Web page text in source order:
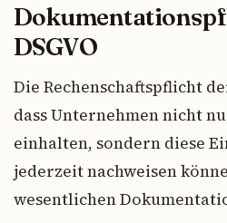
DSGVO
Die Rechenschaftspflicht
dass Unternehmen nicht
einhalten, sondern diese
jederzeit nachweisen
wesentlichen